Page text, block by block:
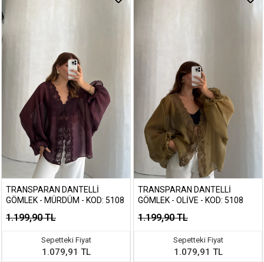
TRANSPARAN DANTELLI
GÖMLEK - MÜRDÜM - KOD: 5108
1.199,90 TL
Sepetteki Fiyat
1.079,91 TL
TRANSPARAN DANTELLI
GÖMLEK - OLIVE - KOD: 5108
1.199,90 TL
Sepetteki Fiyat
1.079,91 TL